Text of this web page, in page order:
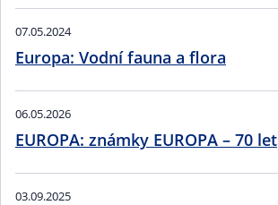
07.05.2024
Europa: Vodní fauna a flora
06.05.2026
EUROPA: známky EUROPA – 70 let
03.09.2025